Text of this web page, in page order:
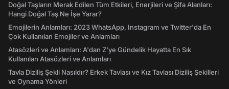
Doğal Taşların Merak Edilen Tüm Etkileri, Enerjileri ve Şifa Alanları:
Hangi Doğal Taş Ne İşe Yarar?
Emojilerin Anlamları: 2023 WhatsApp, Instagram ve Twitter'da En
Çok Kullanılan Emojiler ve Anlamları
Atasözleri ve Anlamları: A'dan Z'ye Gündelik Hayatta En Sık
Kullanılan Atasözleri ve Anlamları
Tavla Diziliş Şekli Nasıldır? Erkek Tavlası ve Kız Tavlası Diziliş Şekilleri
ve Oynama Yönleri